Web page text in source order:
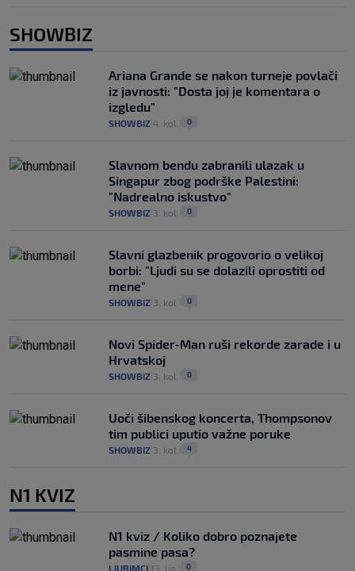
SHOWBIZ
Ariana Grande se nakon turneje povlači
iz javnosti: "Dosta joj je komentara o
izgledu"
SHOWBIZ 4. kol. 0
Slavnom bendu zabranili ulazak u
Singapur zbog podrške Palestini:
"Nadrealno iskustvo"
SHOWBIZ 3. kol. 0
Slavni glazbenik progovorio o velikoj
borbi: "Ljudi su se dolazili oprostiti od
mene"
SHOWBIZ 3. kol. 0
Novi Spider-Man ruši rekorde zarade i u
Hrvatskoj
SHOWBIZ 3. kol. 0
Uoči šibenskog koncerta, Thompsonov
tim publici uputio važne poruke
SHOWBIZ 3. kol. 4
N1 KVIZ
N1 kviz / Koliko dobro poznajete
pasmine pasa?
LJUBIMCI 13. lip. 0